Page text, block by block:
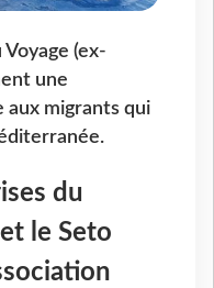
Voyage (ex-
une
aux migrants qui
du
le Seto